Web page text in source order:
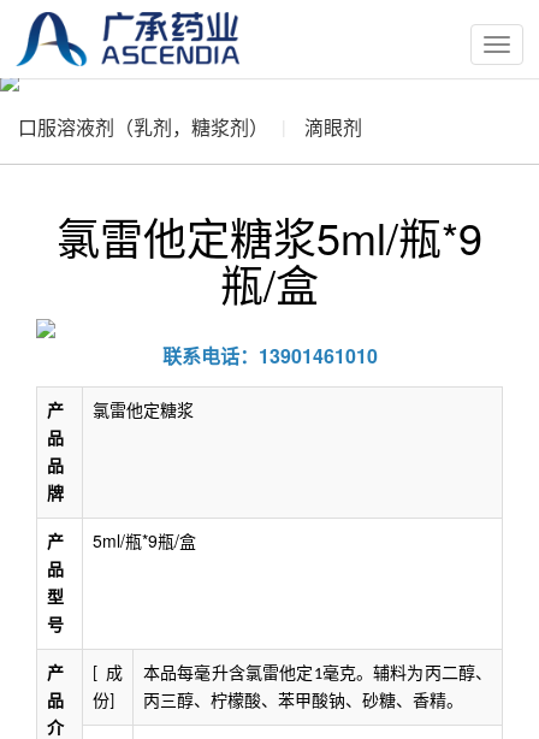
按
钮
口服溶液剂（乳剂，糖浆剂） 滴眼剂
氯雷他定糖浆5ml/瓶*9
瓶/盒
联系电话：13901461010
产
品
品
牌
氯雷他定糖浆
产
品
型
号
5ml/瓶*9瓶/盒
产
品
介
成
份
本品每毫升含氯雷他定 1毫克。辅料为丙二醇、
丙三醇、柠檬酸、苯甲酸钠、砂糖、香精。